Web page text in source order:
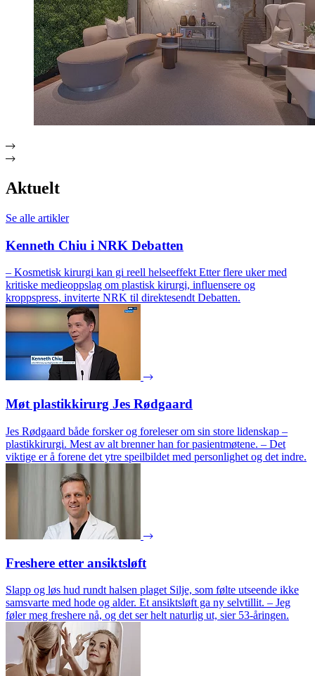
Aktuelt
Se alle artikler
Kenneth Chiu i NRK Debatten
– Kosmetisk kirurgi kan gi reell helseeffekt Etter flere uker med
kritiske medieoppslag om plastisk kirurgi, influensere og
kroppspress, inviterte NRK til direktesendt Debatten.
Møt plastikkirurg Jes Rødgaard
Jes Rødgaard både forsker og foreleser om sin store lidenskap –
plastikkirurgi. Mest av alt brenner han for pasientmøtene. – Det
viktige er å forene det ytre speilbildet med personlighet og det indre.
Freshere etter ansiktsløft
Slapp og løs hud rundt halsen plaget Silje, som følte utseende ikke
samsvarte med hode og alder. Et ansiktsløft ga ny selvtillit. – Jeg
føler meg freshere nå, og det ser helt naturlig ut, sier 53-åringen.